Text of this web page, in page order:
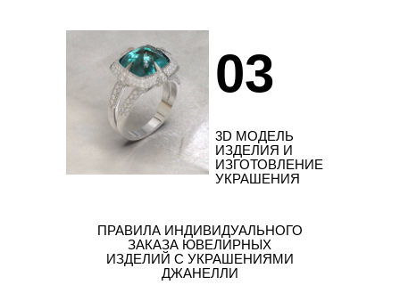
03
3D МОДЕЛЬ
ИЗДЕЛИЯ И
ИЗГОТОВЛЕНИЕ
УКРАШЕНИЯ
ПРАВИЛА ИНДИВИДУАЛЬНОГО
ЗАКАЗА ЮВЕЛИРНЫХ
ИЗДЕЛИЙ С УКРАШЕНИЯМИ
ДЖАНЕЛЛИ